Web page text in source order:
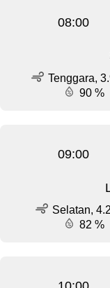
08:00
Tenggara,
90 %
09:00
Selatan,
82 %